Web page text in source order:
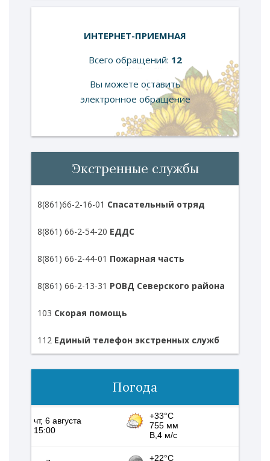
ИНТЕРНЕТ-ПРИЕМНАЯ
Всего обращений: 12
Вы можете оставить
электронное обращение
Экстренные службы
8(861)66-2-16-01 Спасательный отряд
8(861) 66-2-54-20 ЕДДС
8(861) 66-2-44-01 Пожарная часть
8(861) 66-2-13-31 РОВД Северского района
103 Скорая помощь
112Единый телефон экстренных служб
Погода